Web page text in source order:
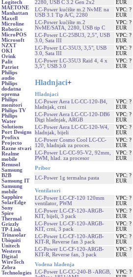
Logitech
MAETONE
Manhattan
Maxell
Microline
Robotics
MicroPOS
Microsoft
NZXT
OKI
Orink
Palit
Patriot
Philips
audio
Philips
dodatna
oprema
Philips
monitori
Philips TV
Philips
Water
Solutions
Port Designs
Profixx
Projecto
Razne stvari
Realme
mobile
Renusol
Samsung
B2B
Samsung IT
Samsung
mobile
Sapphire
SolarEdge
Sony
Spire
Thermal
Grizzly
TP-Link
Trinasolar
Ubiquiti
Unitech
Western
Digital
WireTech
Zebra
Technologies
2280, USB C 3.2 Gen 2x2
EUR
LC-Power kućište m.2 NvME na
USB 3.1 Tip A/C, 2280
VPC: ?
EUR
LC-Power kućište m.2
NvME/SATA, 2280, USB tip C
VPC: ?
EUR
LC-Power LC-25BU3, 2,5", USB
3.0, Sata III
VPC: ?
EUR
LC-Power LC-35U3, 3,5", USB
3.0, Sata III
VPC: ?
EUR
LC-Power LC-35U3 Raid 4, 4 x
3,5", USB 3.0
VPC: ?
EUR
Hladnjaci+
Hladnjaci
LC-Power Aera LC-CC-120-B4,
hladnjak, crni
VPC: ?
EUR
LC-Power Aera LC-CC-120-DB6
Digi hladnjak, ARGB
VPC: ?
EUR
LC-Power Aera LC-CC-120-W4,
hladnjak, bijeli
VPC: ?
EUR
LC-Power Cosmo Cool LC-CC-
120, hladnjak za proces.
VPC: ?
EUR
LC-Power LC-CC-95-V2, 92mm,
PWM, hlad. za procesor
VPC: ?
EUR
Pribor
LC-Power 1g termalna pasta
VPC: ?
EUR
Ventilatori
LC-Power LC-CF-120 120mm
ventilator, PWM
VPC: ?
EUR
LC-Power LC-CF-120-ARGB-
KIT, bijeli, 3 pack
VPC: ?
EUR
LC-Power LC-CF-120-ARGB-
KIT, crni, 3 pack
VPC: ?
EUR
LC-Power LC-CF-120-ARGB-
KIT-R, Reverse fan 3 pack
VPC: ?
EUR
LC-Power LC-CF-120-ARGB-
KIT-R, Reverse fan, 3 pack
VPC: ?
EUR
Vodena hlađenja
LC-Power LC-CC-240-B -ARGB,
VPC: ?